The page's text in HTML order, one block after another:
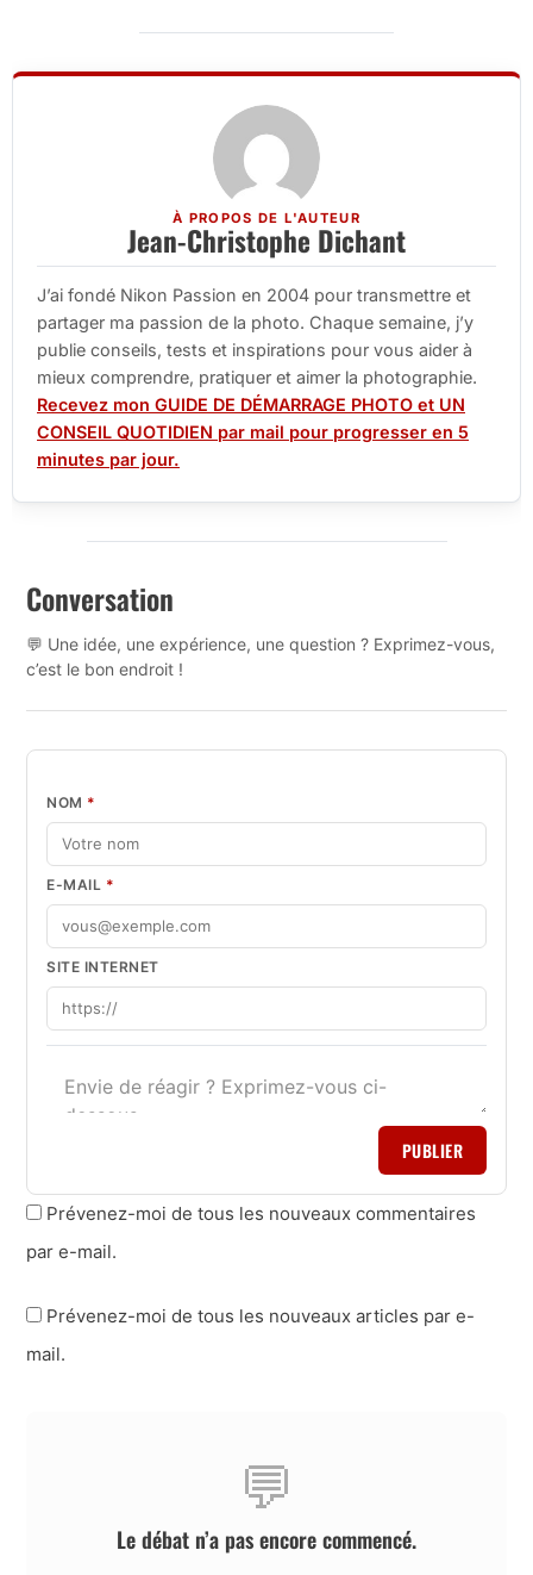
À PROPOS DE L'AUTEUR
Jean-Christophe Dichant
J’ai fondé Nikon Passion en 2004 pour transmettre et
partager ma passion de la photo. Chaque semaine, j’y
publie conseils, tests et inspirations pour vous aider à
mieux comprendre, pratiquer et aimer la photographie.
Recevez mon GUIDE DE DÉMARRAGE PHOTO et UN
CONSEIL QUOTIDIEN par mail pour progresser en 5
minutes par jour.
Conversation
💬 Une idée, une expérience, une question ? Exprimez-vous,
c’est le bon endroit !
NOM *
E-MAIL *
SITE INTERNET
PUBLIER
Prévenez-moi de tous les nouveaux commentaires
par e-mail.
Prévenez-moi de tous les nouveaux articles par e-
mail.
💬
Le débat n’a pas encore commencé.